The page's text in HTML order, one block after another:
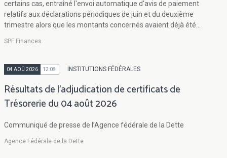
certains cas, entraîné l'envoi automatique d'avis de paiement
relatifs aux déclarations périodiques de juin et du deuxième
trimestre alors que les montants concernés avaient déjà été...
SPF Finances
04 AOÛ 2026 12:08 INSTITUTIONS FÉDÉRALES
Résultats de l'adjudication de certificats de
Trésorerie du 04 août 2026
Communiqué de presse de l’Agence fédérale de la Dette
Agence Fédérale de la Dette